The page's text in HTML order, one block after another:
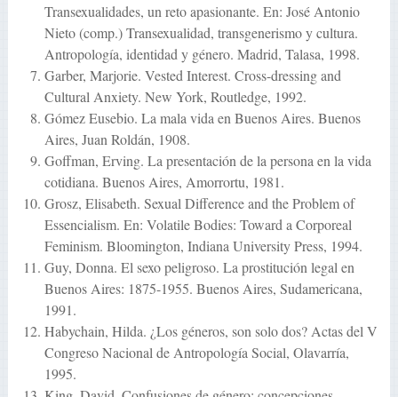
Transexualidades, un reto apasionante. En: José Antonio
Nieto (comp.) Transexualidad, transgenerismo y cultura.
Antropología, identidad y género. Madrid, Talasa, 1998.
Garber, Marjorie. Vested Interest. Cross-dressing and
Cultural Anxiety. New York, Routledge, 1992.
Gómez Eusebio. La mala vida en Buenos Aires. Buenos
Aires, Juan Roldán, 1908.
Goffman, Erving. La presentación de la persona en la vida
cotidiana. Buenos Aires, Amorrortu, 1981.
Grosz, Elisabeth. Sexual Difference and the Problem of
Essencialism. En: Volatile Bodies: Toward a Corporeal
Feminism. Bloomington, Indiana University Press, 1994.
Guy, Donna. El sexo peligroso. La prostitución legal en
Buenos Aires: 1875-1955. Buenos Aires, Sudamericana,
1991.
Habychain, Hilda. ¿Los géneros, son solo dos? Actas del V
Congreso Nacional de Antropología Social, Olavarría,
1995.